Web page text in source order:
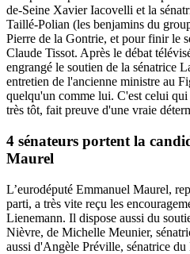
de-Seine Xavier Iacovelli et la
Taillé-Polian (les benjamins du
Pierre de la Gontrie, et pour finir le
Claude Tissot. Après le débat
engrangé le soutien de la sénatrice
entretien de l'ancienne ministre au
quelqu'un comme lui. C'est celui
très tôt, fait preuve d'une vraie
4 sénateurs portent la
Maurel
L’eurodéputé Emmanuel Maurel,
parti, a très vite reçu les
Lienemann. Il dispose aussi du
Nièvre, de Michelle Meunier,
aussi d'Angèle Préville, sénatrice du